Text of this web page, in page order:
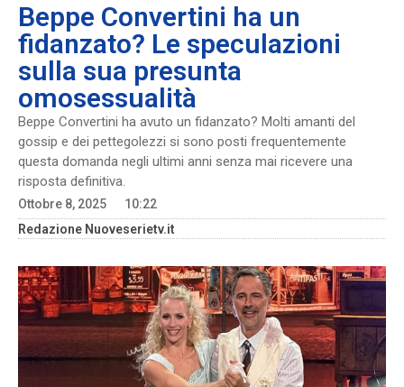
Beppe Convertini ha un
fidanzato? Le speculazioni
sulla sua presunta
omosessualità
Beppe Convertini ha avuto un fidanzato? Molti amanti del
gossip e dei pettegolezzi si sono posti frequentemente
questa domanda negli ultimi anni senza mai ricevere una
risposta definitiva.
Ottobre 8, 2025
10:22
Redazione Nuoveserietv.it